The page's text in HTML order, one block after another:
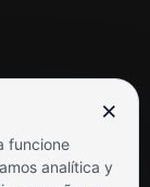
×
funcione
analítica y